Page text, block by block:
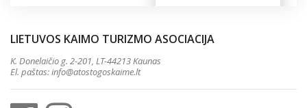
LIETUVOS KAIMO TURIZMO ASOCIACIJA
K. Donelaičio g. 2-201, LT-44213 Kaunas
El. paštas:info@atostogoskaime.lt